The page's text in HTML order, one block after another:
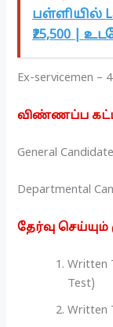
பள்ளியில்
₹25,500 |
Ex-servicemen –
விண்ணப்ப
General
Departmental
தேர்வு செய்யும்
Written
Test)
Written